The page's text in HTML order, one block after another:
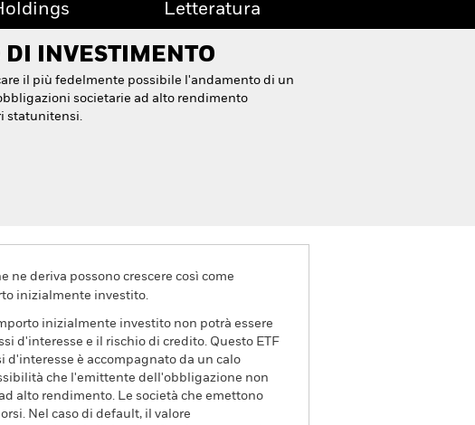
Letteratura
DI INVESTIMENTO
il più fedelmente possibile l'andamento di un
societarie ad alto rendimento
statunitensi.
ne deriva possono crescere così come
inizialmente investito.
inizialmente investito non potrà essere
d'interesse e il rischio di credito. Questo ETF
d'interesse è accompagnato da un calo
che l'emittente dell'obbligazione non
alto rendimento. Le società che emettono
Nel caso di default, il valore